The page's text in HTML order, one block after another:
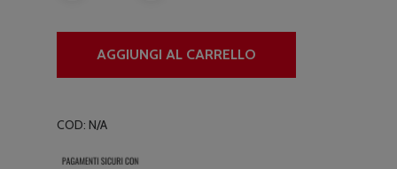
AGGIUNGI AL CARRELLO
COD: N/A